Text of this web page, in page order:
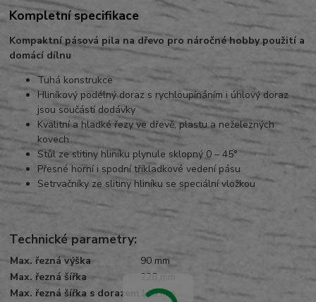
Kompletní specifikace
Kompaktní pásová pila na dřevo pro náročné hobby použití a
domácí dílnu
Tuhá konstrukce
Hliníkový podélný doraz s rychloupínáním i úhlový doraz
jsou součástí dodávky
Kvalitní a hladké řezy ve dřevě, plastu a neželezných
kovech
Stůl ze slitiny hliníku plynule sklopný 0 – 45°
Přesné horní i spodní tříkladkové vedení pásu
Setrvačníky ze slitiny hliníku se speciální vložkou
Technické parametry:
Max. řezná výška
90 mm
Max. řezná šířka
228 mm
Max. řezná šířka s dorazem
145 mm